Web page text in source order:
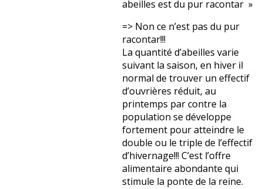
abeilles est du pur racontar »
=> Non ce n’est pas du pur
racontar!!!
La quantité d’abeilles varie
suivant la saison, en hiver il
normal de trouver un effectif
d’ouvrières réduit, au
printemps par contre la
population se développe
fortement pour atteindre le
double ou le triple de l’effectif
d’hivernage!!! C’est l’offre
alimentaire abondante qui
stimule la ponte de la reine.